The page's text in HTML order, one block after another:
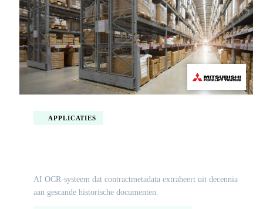
APPLICATIES
AI OCR-systeem dat contractmetadata extraheert uit decennia
aan gescande historische documenten.